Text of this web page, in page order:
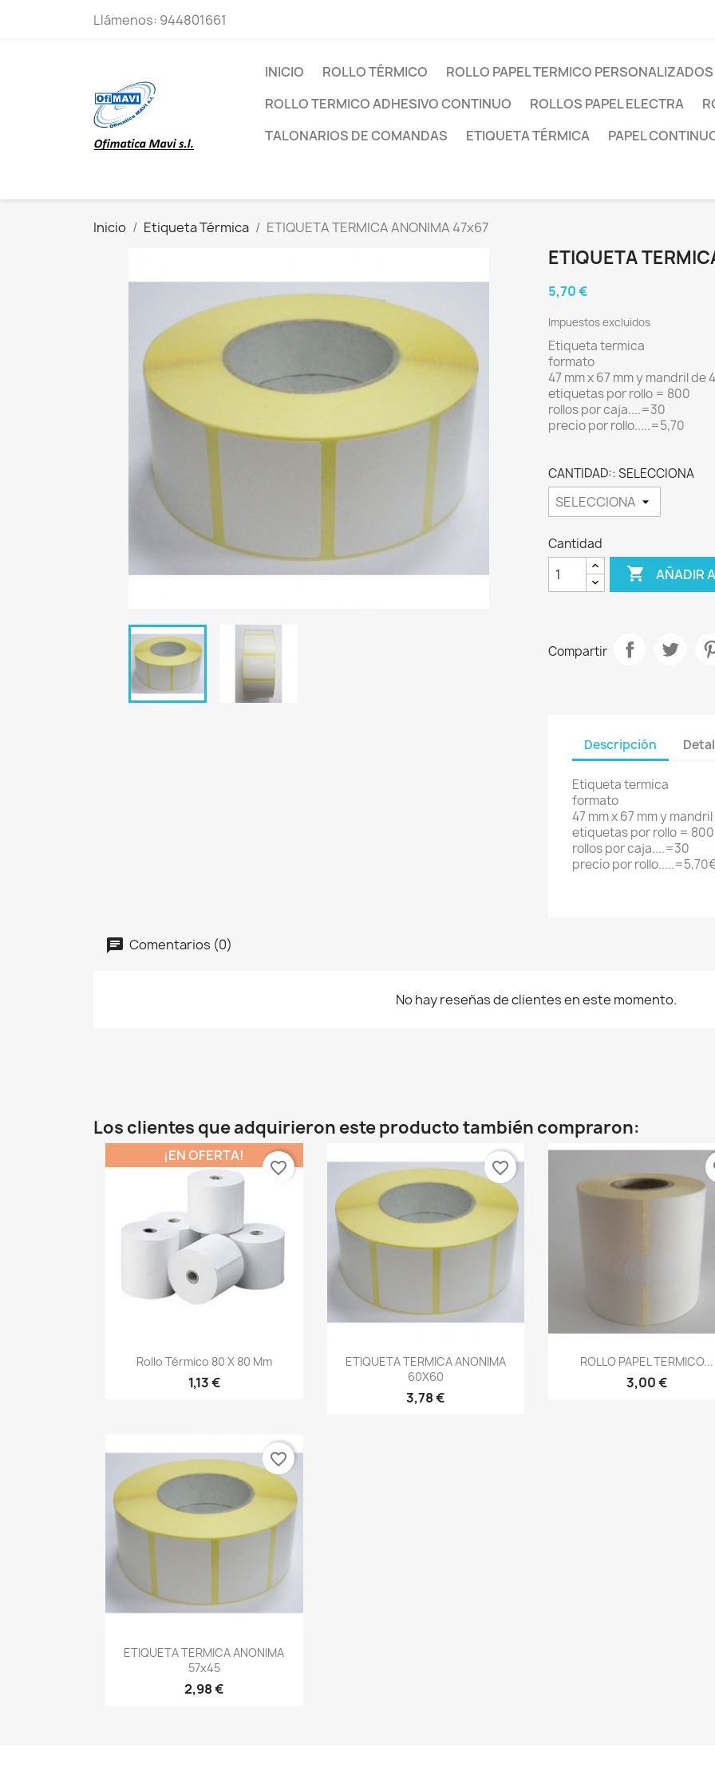
Llámenos: 944801661
INICIO ROLLO TÉRMICO
ROLLO PAPEL TERMICO PERSONALIZADOS
ROLLO TERMICO ADHESIVO CONTINUO
ROLLOS PAPEL ELECTRA
TALONARIOS DE COMANDAS
ETIQUETA TÉRMICA PAPEL
Inicio Etiqueta Térmica ETIQUETA TERMICA ANONIMA 47x67
ETIQUETA
5,70 €
Impuestos excluidos
Etiqueta termica
formato
47 mm x 67 mm y mandril de
etiquetas por rollo = 800
rollos por caja....=30
precio por rollo.....=5,70
CANTIDAD:: SELECCIONA
Cantidad
 AÑADIR
Compartir
Descripción
Etiqueta termica
formato
47 mm x 67 mm y
etiquetas por rollo = 800
rollos por caja....=30
precio por
Comentarios (0)
No hay reseñas de clientes en este momento.
Los clientes que adquirieron este producto también compraron:
Vista rápida
Rollo Térmico 80 X 80 Mm
1,13 €
¡EN OFERTA!
favorite_border
Vista rápida
ETIQUETA TERMICA ANONIMA
60X60
3,78 €
favorite_border
Vista rápida
ROLLO PAPEL TERMICO...
3,00 €
Vista rápida
ETIQUETA TERMICA ANONIMA
57x45
2,98 €
favorite_border